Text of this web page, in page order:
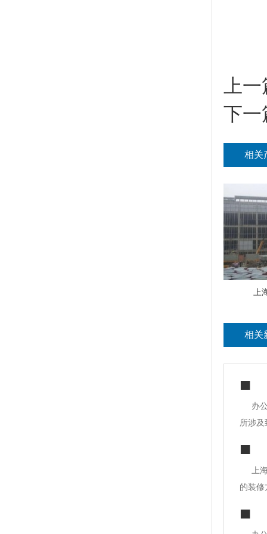
上
下一
相关
上
相关
办
所涉
要做
上
的装
色、